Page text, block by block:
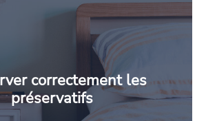
correctement les
préservatifs